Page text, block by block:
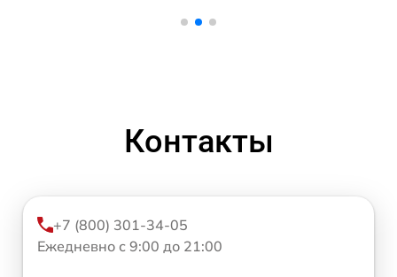
Контакты
+7 (800) 301-34-05
Ежедневно с 9:00 до 21:00